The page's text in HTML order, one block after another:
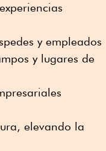
y empleados
y lugares de
elevando la